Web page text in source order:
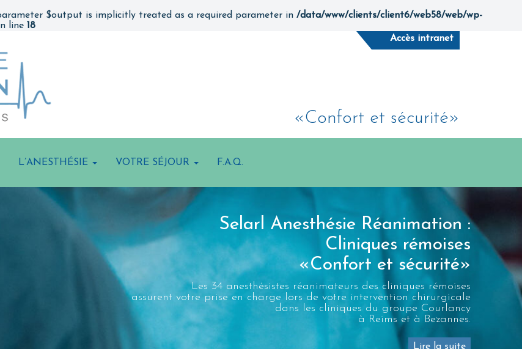
$output is implicitly treated as a required parameter in /data/www/clients/client6/web58/web/wp-
line 18
Accès intranet
«Confort et sécurité»
L’ANESTHÉSIE VOTRE SÉJOUR F.A.Q.
Selarl Anesthésie Réanimation :
Cliniques rémoises
«Confort et sécurité»
Les 34 anesthésistes réanimateurs des cliniques rémoises
assurent votre prise en charge lors de votre intervention chirurgicale
dans les cliniques du groupe Courlancy
à Reims et à Bezannes.
Lire la suite